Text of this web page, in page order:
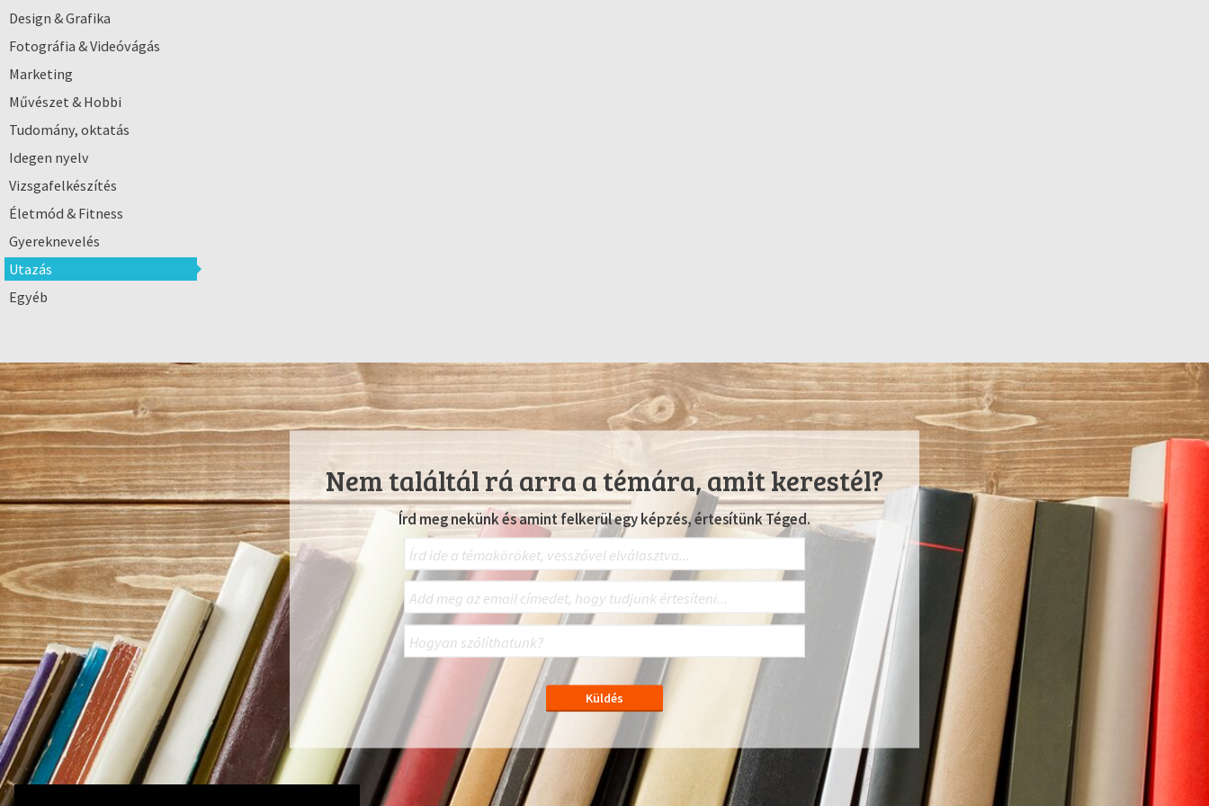
Design & Grafika
Fotográfia & Videóvágás
Marketing
Művészet & Hobbi
Tudomány, oktatás
Idegen nyelv
Vizsgafelkészítés
Életmód & Fitness
Gyereknevelés
Utazás
Egyéb
Nem találtál rá arra a témára, amit kerestél?
Írd meg nekünk és amint felkerül egy képzés, értesítünk Téged.